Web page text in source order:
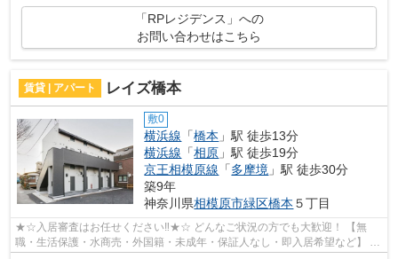
「RPレジデンス」への
お問い合わせはこちら
賃貸 | アパート レイズ橋本
敷0
横浜線 「橋本 」駅 徒歩13分
横浜線 「相原 」駅 徒歩19分
京王相模原線 「多摩境 」駅 徒歩30分
築9年
神奈川県相模原市緑区橋本 ５丁目
★☆入居審査はお任せください‼★☆ どんなご状況の方でも大歓迎！ 【無
職・生活保護・水商売・外国籍・未成年・保証人なし・即入居希望など】 ネ